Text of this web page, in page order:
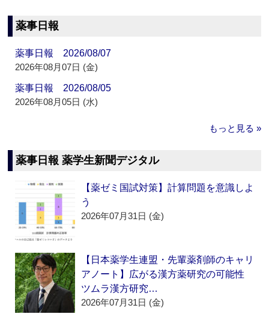
薬事日報
薬事日報 2026/08/07
2026年08月07日 (金)
薬事日報 2026/08/05
2026年08月05日 (水)
もっと見る »
薬事日報 薬学生新聞デジタル
【薬ゼミ国試対策】計算問題を意識しよ
う
2026年07月31日 (金)
【日本薬学生連盟・先輩薬剤師のキャリ
アノート】広がる漢方薬研究の可能性
ツムラ漢方研究…
2026年07月31日 (金)